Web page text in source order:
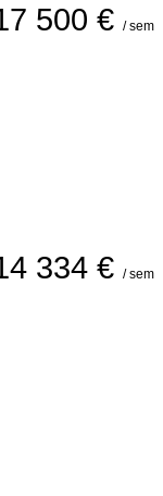
500 € / sem
334 € / sem